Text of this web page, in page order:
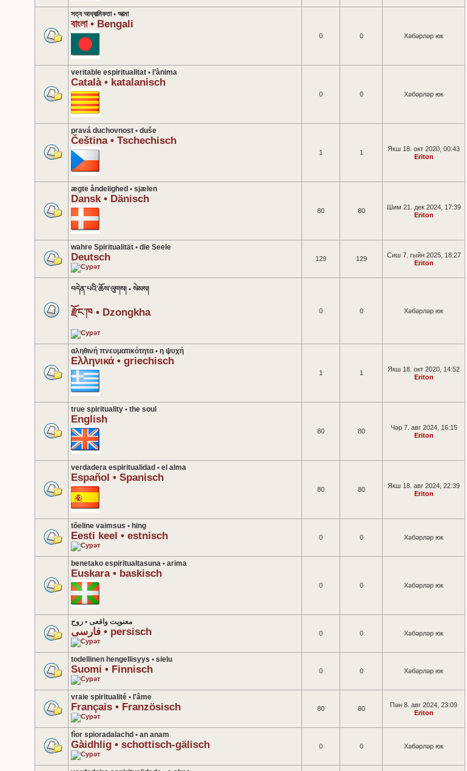
সত্য আধ্যাত্মিকতা • আত্মা
বাংলা • Bengali
0 0 Хәбәрләр юк
veritable espiritualitat • l’ànima
Català • katalanisch
0 0 Хәбәрләр юк
pravá duchovnost • duše
Čeština • Tschechisch
1 1
Якш 18. окт 2020, 00:43
Eriton
ægte åndelighed • sjælen
Dansk • Dänisch
80 80
Шим 21. дек 2024, 17:39
Eriton
wahre Spiritualität • die Seele
Deutsch 129 129
Сиш 7. гыйн 2025, 18:27
Eriton
བདེན་པའི་ཆོས་ལུགས། • སེམས།
རྫོང་ཁ • Dzongkha 0 0 Хәбәрләр юк
αληθινή πνευματικότητα • η ψυχή
Ελληνικά • griechisch
1 1
Якш 18. окт 2020, 14:52
Eriton
true spirituality • the soul
English
80 80
Чәр 7. авг 2024, 16:15
Eriton
verdadera espiritualidad • el alma
Español • Spanisch
80 80
Якш 18. авг 2024, 22:39
Eriton
tõeline vaimsus • hing
Eesti keel • estnisch 0 0 Хәбәрләр юк
benetako espiritualtasuna • arima
Euskara • baskisch
0 0 Хәбәрләр юк
معنویت واقعی • روح
فارسی • persisch 0 0 Хәбәрләр юк
todellinen hengellisyys • sielu
Suomi • Finnisch 0 0 Хәбәрләр юк
vraie spiritualité • l'âme
Français • Französisch 80 80
Пән 8. авг 2024, 23:09
Eriton
fìor spioradalachd • an anam
Gàidhlig • schottisch-gälisch 0 0 Хәбәрләр юк